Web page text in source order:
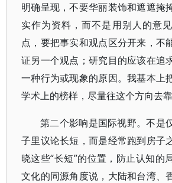
明确呈现，不要华丽装饰和遮遮掩
实作为资料，而不是用别人的意
点，要把事实和观点区分开来，不
证另一个观点；研究目的应该在追
一种行为或现象的原因。我基本上
学术上的榜样，尽量往这个方向去靠
第二个影响是国际视野。不是
子里议论长短，而是经常跑到房子
晓这些“长短”的位置，防止认知的
文化的同源角度说，大陆和台湾、